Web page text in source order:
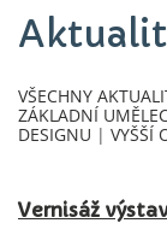
VŠECHNY
ZÁKLADNÍ
DESIGNU | VYŠŠÍ
Vernisáž